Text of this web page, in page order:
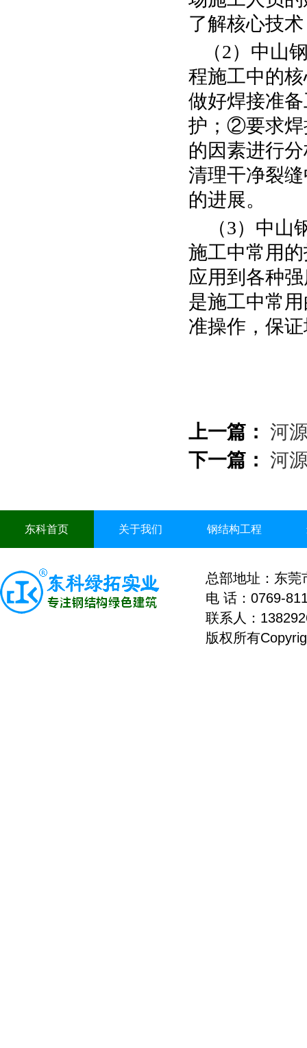
了解核心技
（2）中山
程施工中的
做好焊接准
护；②要求焊
的因素进行
清理干净裂
的进展。
（3）中山
施工中常用
应用到各种
是施工中常
准操作，保
上一篇： 河
下一篇： 河
东科首页 关于我们 钢结构工程
总部地址：东莞
电 话：0769-
联系人：
版权所有